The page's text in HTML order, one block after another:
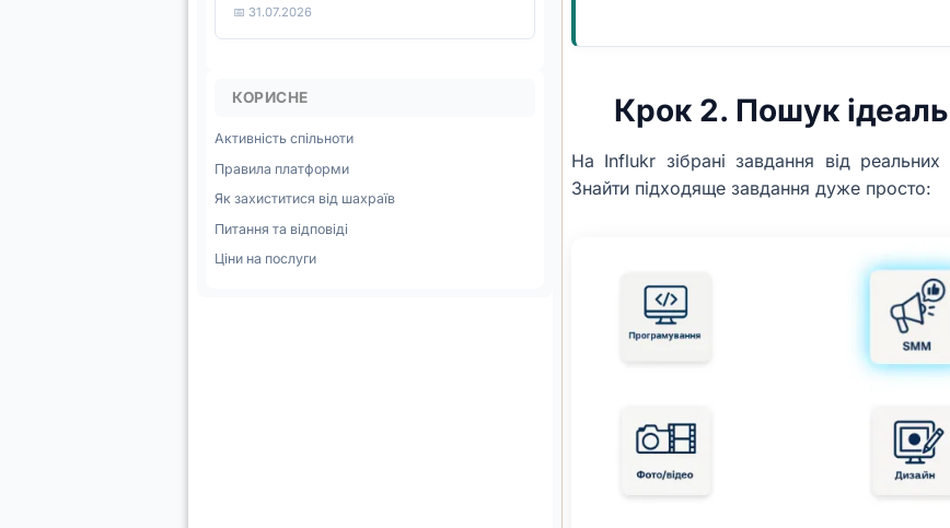
📅 31.07.2026
КОРИСНЕ
Активність спільноти
Правила платформи
Як захиститися від шахраїв
Питання та відповіді
Ціни на послуги
Крок 2. Пошук
На Influkr зібрані завдання від реальних
Знайти підходяще завдання дуже просто: